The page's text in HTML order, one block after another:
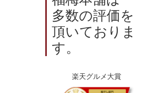
多数の評価を
頂いておりま
す。
楽天グルメ大賞